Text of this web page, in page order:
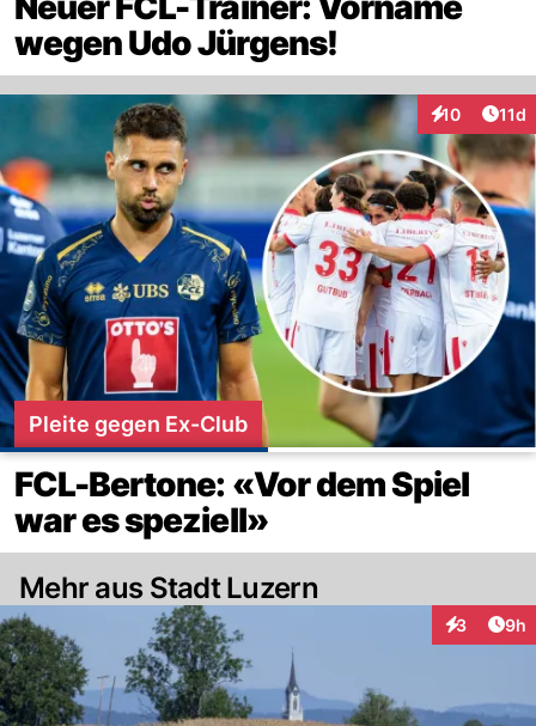
wegen Udo Jürgens!
10
Interaktionen
11d
Pleite gegen Ex-Club
FCL-Bertone: «Vor dem Spiel
war es speziell»
Mehr aus Stadt Luzern
3 9h